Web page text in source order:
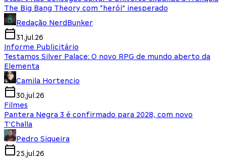
The Big Bang Theory com “herói” inesperado
Redação NerdBunker
31.jul.26
Informe Publicitário
Testamos Silver Palace: O novo RPG de mundo aberto da
Elementa
Camila Hortencio
30.jul.26
Filmes
Pantera Negra 3 é confirmado para 2028, com novo
T'Challa
Pedro Siqueira
25.jul.26